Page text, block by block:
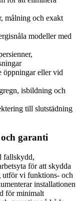
målning och exakt
modeller med
öppningar eller vid
isbildning och
till slutstädning
garanti
fallskydd,
för att skydda
utför vi funktions- och
installationen
för minimalt